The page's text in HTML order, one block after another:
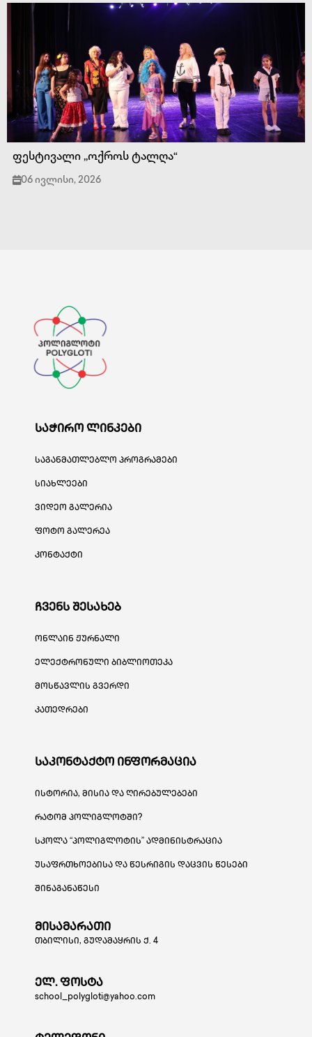
ფესტივალი ,,ოქროს ტალღა“
06 ივლისი, 2026
საჭირო ლინკები
საგანმათლებლო პროგრამები
სიახლეები
ვიდეო გალერია
ფოტო გალერეა
კონტაქტი
ჩვენს შესახებ
ონლაინ ჟურნალი
ელექტრონული ბიბლიოთეკა
მოსწავლის გვერდი
კათედრები
საკონტაქტო ინფორმაცია
ისტორია, მისია და ღირებულებები
რატომ პოლიგლოტში?
სკოლა “პოლიგლოტის” ადმინისტრაცია
უსაფრთხოებისა და წესრიგის დაცვის წესები
შინაგანაწესი
მისამარათი
თბილისი, გუდამაყრის ქ. 4
ელ. ფოსტა
school_polygloti@yahoo.com